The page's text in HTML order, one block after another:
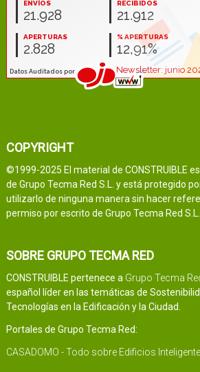
COPYRIGHT
©1999-2025 El material de CONSTRUIBLE
de Grupo Tecma Red S.L. y está protegido
utilizarlo de ninguna manera sin hacer
permiso por escrito de Grupo Tecma Red S.L.
SOBRE GRUPO TECMA RED
CONSTRUIBLE pertenece a Grupo Tecma
español líder en las temáticas de
Tecnologías en la Edificación y la Ciudad.
Portales de Grupo Tecma Red:
CASADOMO - Todo sobre Edificios